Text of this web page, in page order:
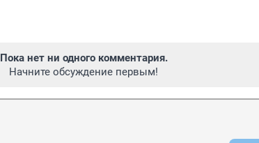
Пока нет ни одного комментария.
Начните обсуждение первым!